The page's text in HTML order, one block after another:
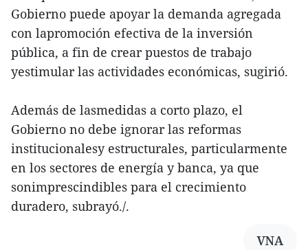
Gobierno puede apoyar la demanda agregada
con lapromoción efectiva de la inversión
pública, a fin de crear puestos de trabajo
yestimular las actividades económicas, sugirió.
Además de lasmedidas a corto plazo, el
Gobierno no debe ignorar las reformas
institucionalesy estructurales, particularmente
en los sectores de energía y banca, ya que
sonimprescindibles para el crecimiento
duradero, subrayó./.
VNA